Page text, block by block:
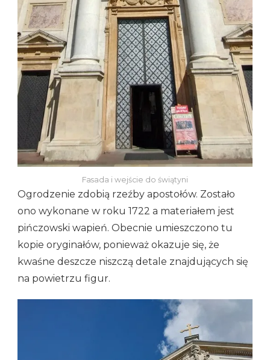
Fasada i wejście do świątyni
Ogrodzenie zdobią rzeźby apostołów. Zostało
ono wykonane w roku 1722 a materiałem jest
pińczowski wapień. Obecnie umieszczono tu
kopie oryginałów, ponieważ okazuje się, że
kwaśne deszcze niszczą detale znajdujących się
na powietrzu figur.